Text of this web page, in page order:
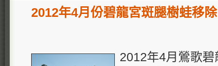
2012年4月份碧龍宮斑腿樹蛙移除
2012年4月鶯歌